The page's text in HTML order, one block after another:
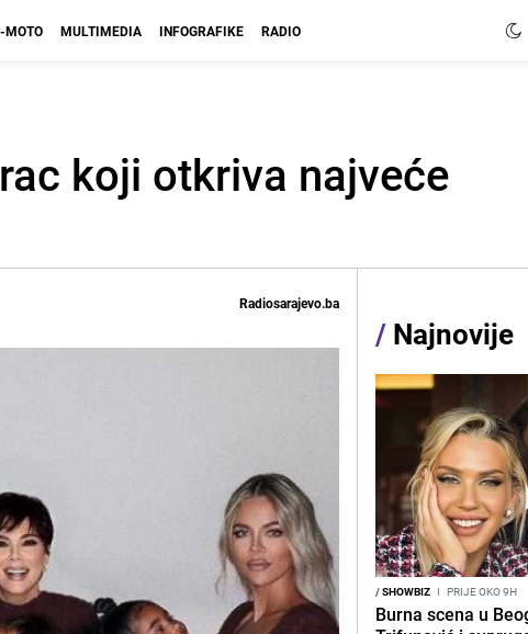
MOTO MULTIMEDIA INFOGRAFIKE RADIO
koji otkriva najveće
Radiosarajevo.ba
/ Najnovije
/SHOWBIZ I PRIJE OKO 9H
Burna scena u